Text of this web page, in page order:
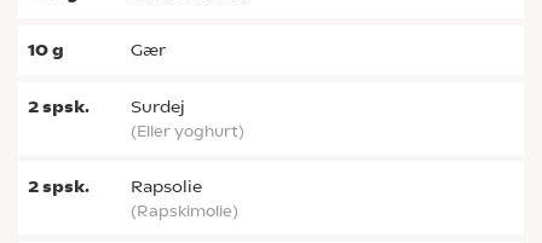
10g gær
2spsk. surdej
(eller yoghurt)
2spsk. rapsolie
(rapskimolie)